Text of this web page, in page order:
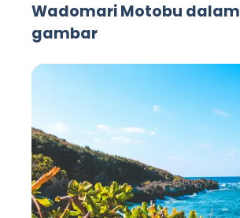
Wadomari Motobu dalam
gambar